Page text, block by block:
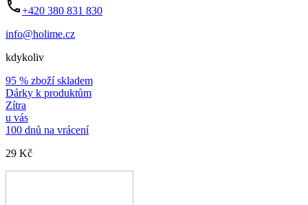
+420 380 831 830
info@holime.cz
kdykoliv
95 % zboží skladem
Dárky k produktům
Zítra
u vás
100 dnů na vrácení
29 Kč